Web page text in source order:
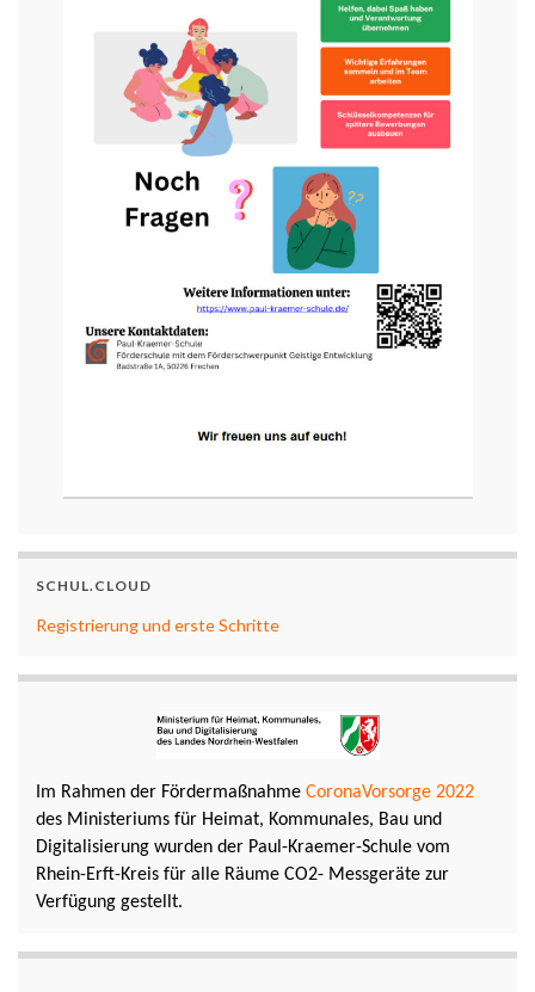
SCHUL.CLOUD
Registrierung und erste Schritte
Im Rahmen der Fördermaßnahme CoronaVorsorge 2022
des Ministeriums für Heimat, Kommunales, Bau und
Digitalisierung wurden der Paul-Kraemer-Schule vom
Rhein-Erft-Kreis für alle Räume CO2- Messgeräte zur
Verfügung gestellt.